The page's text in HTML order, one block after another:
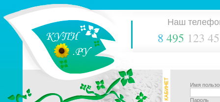
Наш
8 495 123
Имя
Пароль